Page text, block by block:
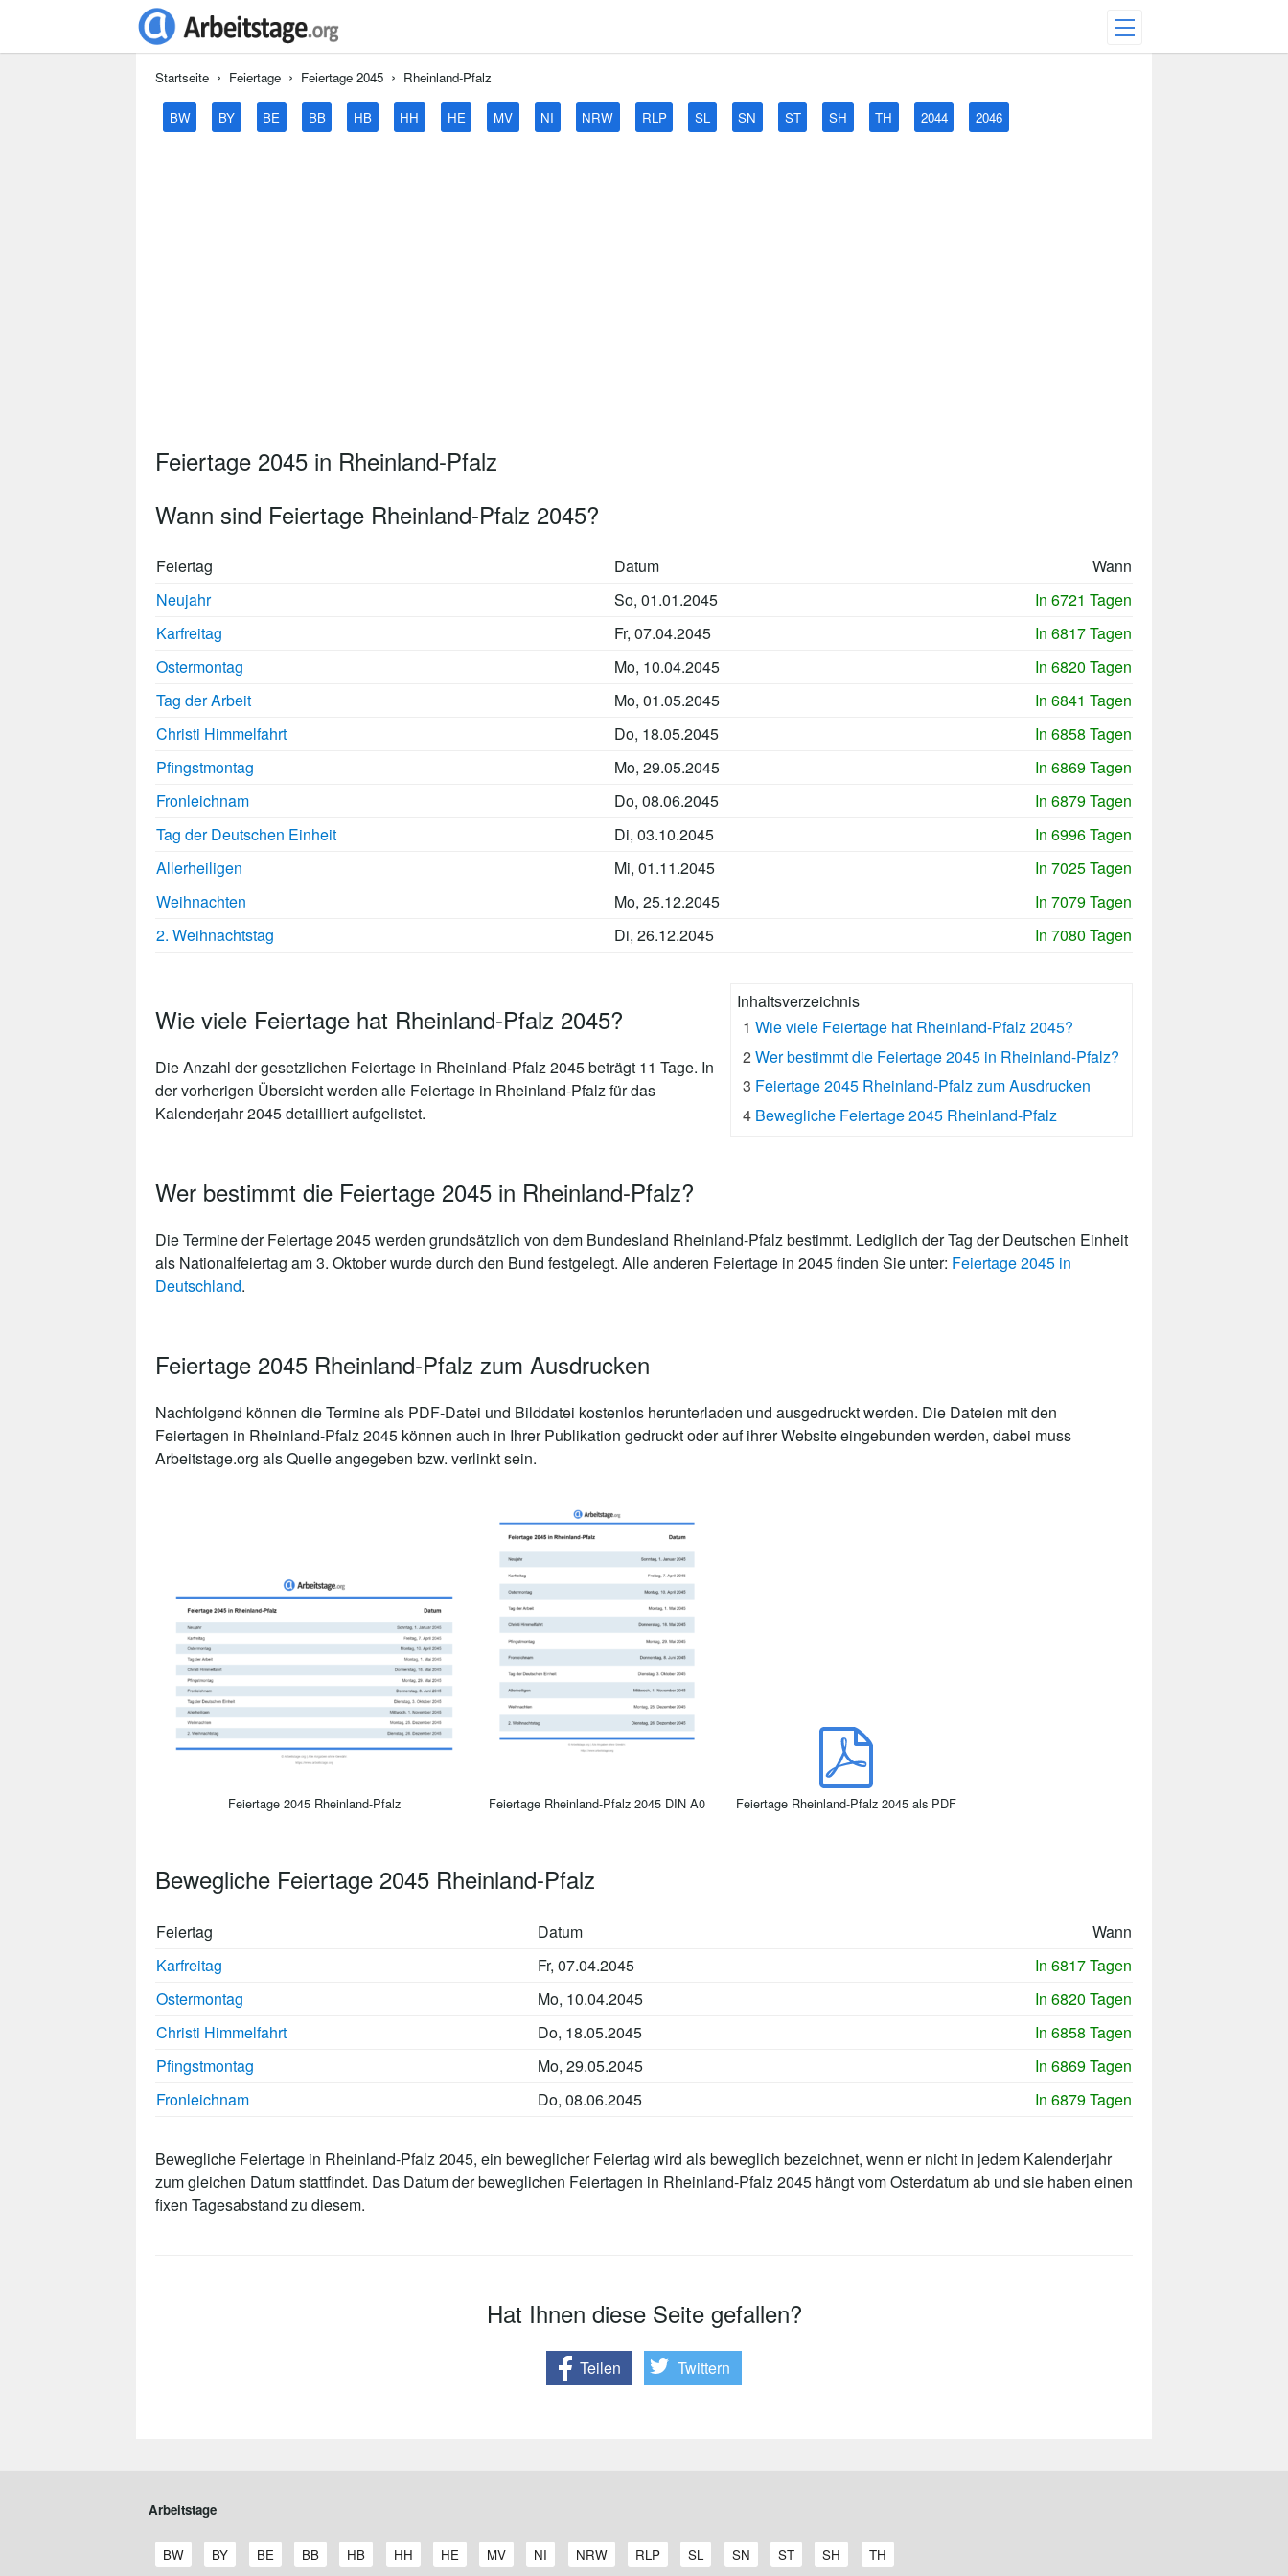
Startseite Feiertage Feiertage 2045 Rheinland-Pfalz
BW BY BE BB HB HH HE MV NI NRW RLP SL SN ST SH TH 2044 2046
Feiertage 2045 in Rheinland-Pfalz
Wann sind Feiertage Rheinland-Pfalz 2045?
Feiertag Datum
Wann
Neujahr
So, 01.01.2045
In 6721 Tagen
Karfreitag
Fr, 07.04.2045
In 6817 Tagen
Ostermontag
Mo, 10.04.2045
In 6820 Tagen
Tag der Arbeit
Mo, 01.05.2045
In 6841 Tagen
Christi Himmelfahrt
Do, 18.05.2045
In 6858 Tagen
Pfingstmontag
Mo, 29.05.2045
In 6869 Tagen
Fronleichnam
Do, 08.06.2045
In 6879 Tagen
Tag der Deutschen Einheit
Di, 03.10.2045
In 6996 Tagen
Allerheiligen
Mi, 01.11.2045
In 7025 Tagen
Weihnachten
Mo, 25.12.2045
In 7079 Tagen
2. Weihnachtstag
Di, 26.12.2045 In 7080 Tagen
Inhaltsverzeichnis
1 Wie viele Feiertage hat Rheinland-Pfalz 2045?
2 Wer bestimmt die Feiertage 2045 in Rheinland-Pfalz?
3 Feiertage 2045 Rheinland-Pfalz zum Ausdrucken
4 Bewegliche Feiertage 2045 Rheinland-Pfalz
Wie viele Feiertage hat Rheinland-Pfalz 2045?
Die Anzahl der gesetzlichen Feiertage in Rheinland-Pfalz 2045 beträgt 11 Tage. In
der vorherigen Übersicht werden alle Feiertage in Rheinland-Pfalz für das
Kalenderjahr 2045 detailliert aufgelistet.
Wer bestimmt die Feiertage 2045 in Rheinland-Pfalz?
Die Termine der Feiertage 2045 werden grundsätzlich von dem Bundesland Rheinland-Pfalz bestimmt. Lediglich der Tag der Deutschen Einheit
als Nationalfeiertag am 3. Oktober wurde durch den Bund festgelegt. Alle anderen Feiertage in 2045 finden Sie unter: Feiertage 2045 in
Deutschland.
Feiertage 2045 Rheinland-Pfalz zum Ausdrucken
Nachfolgend können die Termine als PDF-Datei und Bilddatei kostenlos herunterladen und ausgedruckt werden. Die Dateien mit den
Feiertagen in Rheinland-Pfalz 2045 können auch in Ihrer Publikation gedruckt oder auf ihrer Website eingebunden werden, dabei muss
Arbeitstage.org als Quelle angegeben bzw. verlinkt sein.
Feiertage 2045 Rheinland-Pfalz Feiertage Rheinland-Pfalz 2045 DIN A0 Feiertage Rheinland-Pfalz 2045 als PDF
Bewegliche Feiertage 2045 Rheinland-Pfalz
Feiertag Datum
Wann
Karfreitag
Fr, 07.04.2045
In 6817 Tagen
Ostermontag
Mo, 10.04.2045
In 6820 Tagen
Christi Himmelfahrt
Do, 18.05.2045
In 6858 Tagen
Pfingstmontag
Mo, 29.05.2045
In 6869 Tagen
Fronleichnam
Do, 08.06.2045 In 6879 Tagen
Bewegliche Feiertage in Rheinland-Pfalz 2045, ein beweglicher Feiertag wird als beweglich bezeichnet, wenn er nicht in jedem Kalenderjahr
zum gleichen Datum stattfindet. Das Datum der beweglichen Feiertagen in Rheinland-Pfalz 2045 hängt vom Osterdatum ab und sie haben einen
fixen Tagesabstand zu diesem.
Hat Ihnen diese Seite gefallen?
Teilen Twittern
Arbeitstage
A
r
BW
A
r
BY
A
r
BE
A
r
BB
A
r
HB
A
r
HH
A
r
HE
A
r
MV
A
r
NI
A
r
NRW
A
r
RLP
A
r
SL
A
r
SN
A
r
ST
A
r
SH
A
r
TH